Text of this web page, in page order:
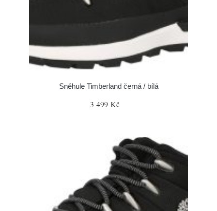
Sněhule Timberland černá / bílá
3 499 Kč